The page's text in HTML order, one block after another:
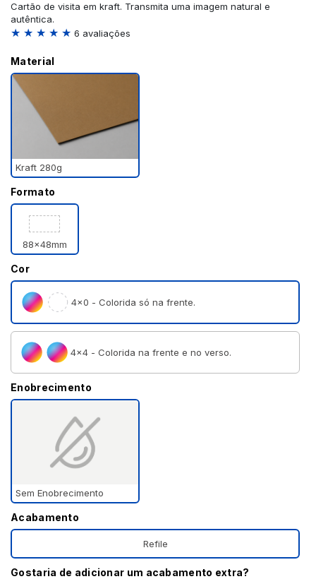
Cartão de visita em kraft. Transmita uma imagem natural e
autêntica.
★ ★ ★ ★ ★ 6 avaliações
Material
Kraft 280g
Formato
88x48mm
Cor
4×0 - Colorida só na frente.
4×4 - Colorida na frente e no verso.
Enobrecimento
Sem Enobrecimento
Acabamento
Refile
Gostaria de adicionar um acabamento extra?